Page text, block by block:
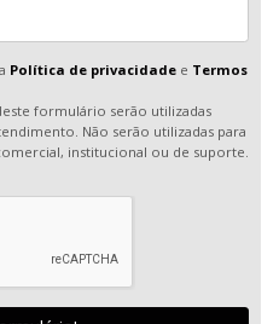
Política de privacidadee Termos
formulário serão utilizadas
Não serão utilizadas para
institucional ou de suporte.